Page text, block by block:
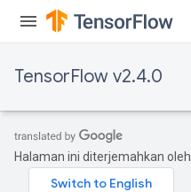
TensorFlow v2.4.0
Halaman ini diterjemahkan oleh